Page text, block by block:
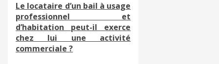
Le locataire d’un bail à usage
professionnel et
d’habitation peut-il exerce
chez lui une activité
commerciale ?